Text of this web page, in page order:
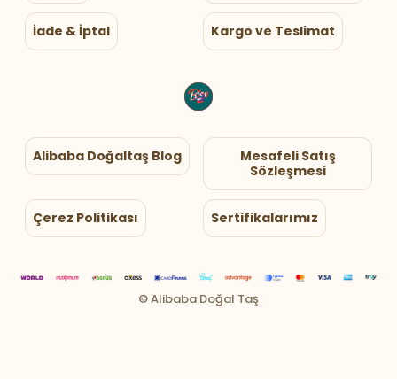
İade & İptal Kargo ve Teslimat
Alibaba Doğaltaş Blog
Mesafeli Satış
Sözleşmesi
Çerez Politikası Sertifikalarımız